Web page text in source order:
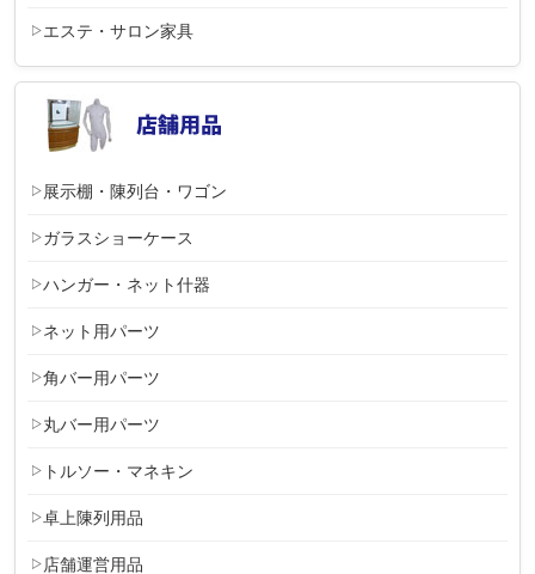
エステ・サロン家具
展示棚・陳列台・ワゴン
ガラスショーケース
ハンガー・ネット什器
ネット用パーツ
角バー用パーツ
丸バー用パーツ
トルソー・マネキン
卓上陳列用品
店舗運営用品